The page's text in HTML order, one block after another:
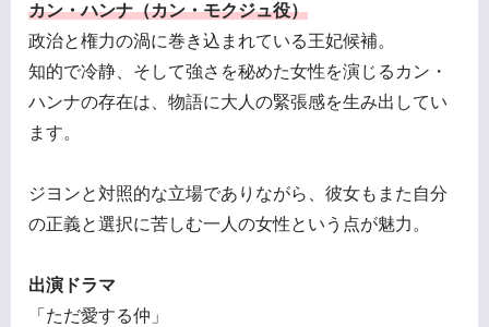
カン・ハンナ（カン・モクジュ役）
政治と権力の渦に巻き込まれている王妃候補。
知的で冷静、そして強さを秘めた女性を演じるカン・
ハンナの存在は、物語に大人の緊張感を生み出してい
ます。
ジヨンと対照的な立場でありながら、彼女もまた自分
の正義と選択に苦しむ一人の女性という点が魅力。
出演ドラマ
「ただ愛する仲」